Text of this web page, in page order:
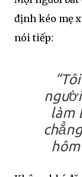
định kéo mẹ
nói tiếp:
làm